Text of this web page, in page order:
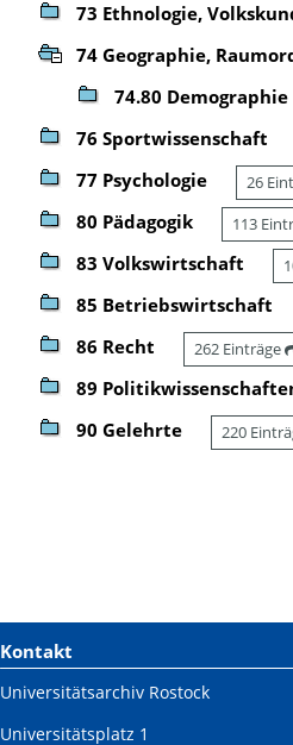
73 Ethnologie,
74 Geographie,
74.80 Demographie
76 Sportwissenschaft
77 Psychologie 26
80 Pädagogik 113
83 Volkswirtschaft
85 Betriebswirtschaft
86 Recht 262 Einträge
89
90 Gelehrte 220
Kontakt
Universitätsarchiv Rostock
Universitätsplatz 1